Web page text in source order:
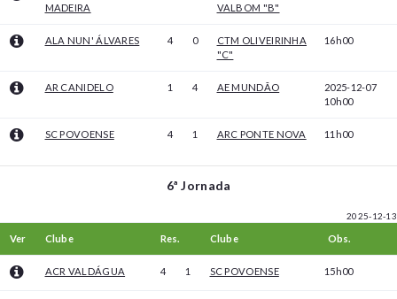
MADEIRA
VALBOM "B"
ALA NUN' ÁLVARES 4 0
CTM OLIVEIRINHA
"C"
16h00
AR CANIDELO 1 4 AE MUNDÃO
2025-12-07
10h00
SC POVOENSE 4 1 ARC PONTE NOVA 11h00
6ª Jornada
2025-12-13
Ver Clube Res. Clube Obs.
ACR VALDÁGUA 4 1 SC POVOENSE 15h00